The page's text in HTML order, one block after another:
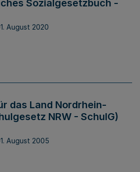
Sozialgesetzbuch -
August 2020
das Land Nordrhein-
NRW - SchulG)
August 2005